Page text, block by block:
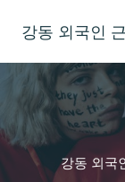
뛰
강동 외국인
강동 외국